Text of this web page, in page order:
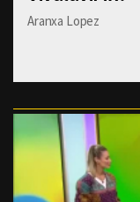
Aranxa Lopez